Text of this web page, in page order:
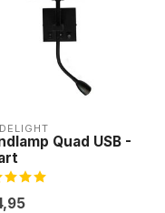
Quad USB -